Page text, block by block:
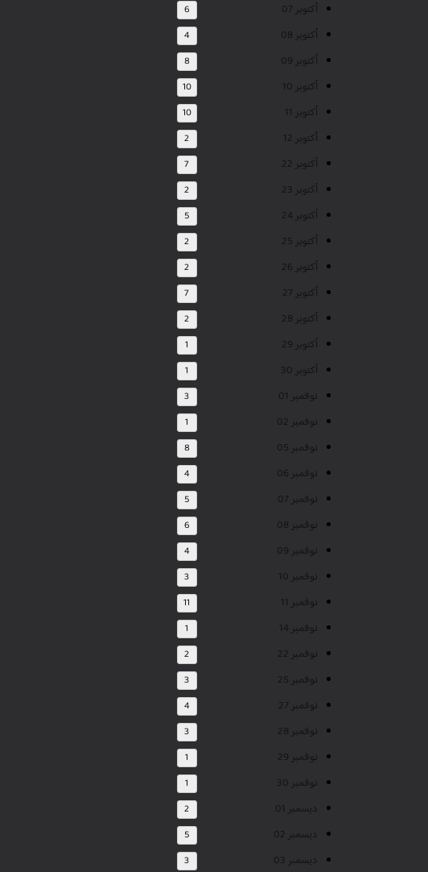
أكتوبر 07 6
أكتوبر 08 4
أكتوبر 09 8
أكتوبر 10 10
أكتوبر 11 10
أكتوبر 12 2
أكتوبر 22 7
أكتوبر 23 2
أكتوبر 24 5
أكتوبر 25 2
أكتوبر 26 2
أكتوبر 27 7
أكتوبر 28 2
أكتوبر 29 1
أكتوبر 30 1
نوفمبر 01 3
نوفمبر 02 1
نوفمبر 05 8
نوفمبر 06 4
نوفمبر 07 5
نوفمبر 08 6
نوفمبر 09 4
نوفمبر 10 3
نوفمبر 11 11
نوفمبر 14 1
نوفمبر 22 2
نوفمبر 25 3
نوفمبر 27 4
نوفمبر 28 3
نوفمبر 29 1
نوفمبر 30 1
ديسمبر 01 2
ديسمبر 02 5
ديسمبر 03 3